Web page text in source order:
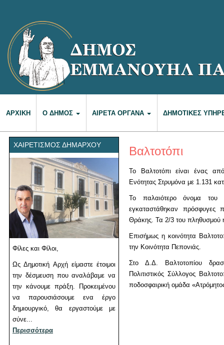
ΑΡΧΙΚΉ Ο ΔΉΜΟΣ ΑΙΡΕΤΆ ΌΡΓΑΝΑ ΔΗΜΟΤΙΚΈΣ
ΧΑΙΡΕΤΙΣΜΌΣ ΔΗΜΆΡΧΟΥ
Φίλες και Φίλοι,
Ως Δημοτική Αρχή είμαστε έτοιμοι
την δέσμευση που αναλάβαμε να
την κάνουμε πράξη. Προκειμένου
να παρουσιάσουμε ενα έργο
δημιουργικό, θα εργαστούμε με
σύνε...
Περισσότερα
Βαλτοτόπι
Το Βαλτοτόπι είναι ένας
Ενότητας Στρυμόνα με 1.131
Το παλαιότερο όνομα του
εγκαταστάθηκαν
Θράκης. Τα 2/3 του πληθυσμού
Επισήμως η κοινότητα
την Κοινότητα Πεπονιάς.
Στο Δ.Δ. Βαλτοτοπίου
Πολιτιστικός Σύλλογος
ποδοσφαιρική ομάδα